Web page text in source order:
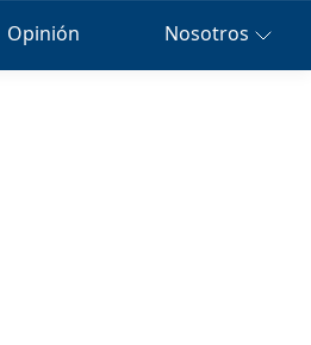
Opinión Nosotros